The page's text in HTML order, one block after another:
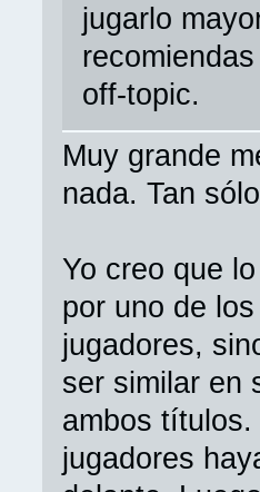
jugarlo
off-topic.
Muy grande
nada. Tan
Yo creo que
por uno de
jugadores,
ser similar en
ambos
jugadores